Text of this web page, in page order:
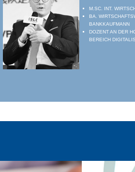
M.SC. INT.
BA.
BANKKAUFMANN
DOZENT AN DER
BEREICH